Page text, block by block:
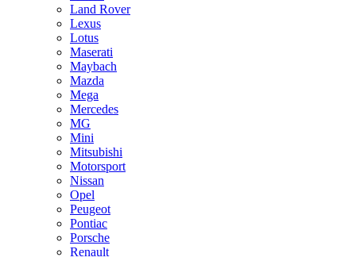
Land Rover
Lexus
Lotus
Maserati
Maybach
Mazda
Mega
Mercedes
MG
Mini
Mitsubishi
Motorsport
Nissan
Opel
Peugeot
Pontiac
Porsche
Renault